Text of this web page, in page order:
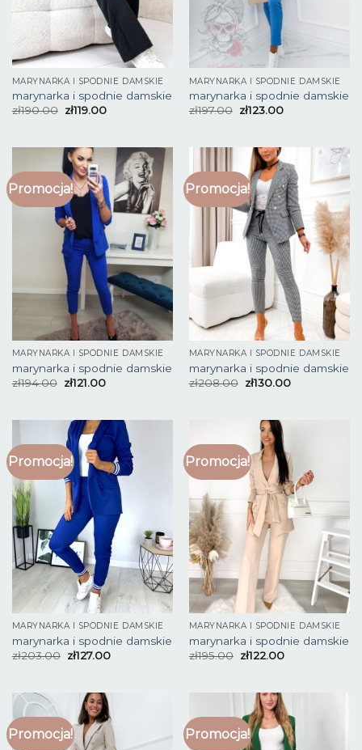
MARYNARKA I SPODNIE DAMSKIE
marynarka i spodnie damskie
zł190.00 zł119.00
MARYNARKA I SPODNIE DAMSKIE
marynarka i spodnie damskie
zł197.00 zł123.00
Promocja!
MARYNARKA I SPODNIE DAMSKIE
marynarka i spodnie damskie
zł194.00 zł121.00
Promocja!
MARYNARKA I SPODNIE DAMSKIE
marynarka i spodnie damskie
zł208.00 zł130.00
Promocja!
MARYNARKA I SPODNIE DAMSKIE
marynarka i spodnie damskie
zł203.00 zł127.00
Promocja!
MARYNARKA I SPODNIE DAMSKIE
marynarka i spodnie damskie
zł195.00 zł122.00
Promocja! Promocja!